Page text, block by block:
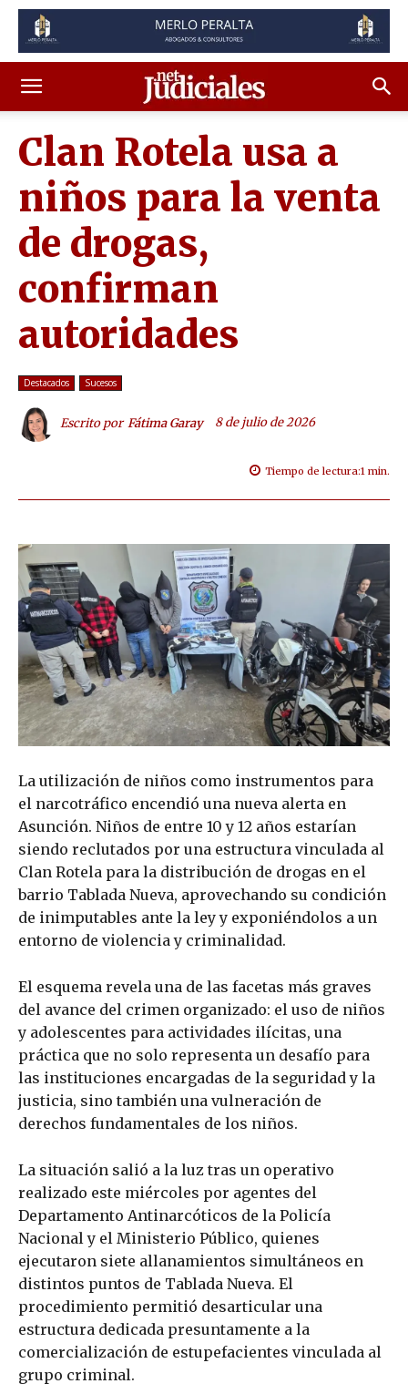
Clan Rotela usa a
niños para la venta
de drogas,
confirman
autoridades
Destacados Sucesos
Escrito por Fátima Garay 8 de julio de 2026
Tiempo de lectura:1 min.
La utilización de niños como instrumentos para
el narcotráfico encendió una nueva alerta en
Asunción. Niños de entre 10 y 12 años estarían
siendo reclutados por una estructura vinculada al
Clan Rotela para la distribución de drogas en el
barrio Tablada Nueva, aprovechando su condición
de inimputables ante la ley y exponiéndolos a un
entorno de violencia y criminalidad.
El esquema revela una de las facetas más graves
del avance del crimen organizado: el uso de niños
y adolescentes para actividades ilícitas, una
práctica que no solo representa un desafío para
las instituciones encargadas de la seguridad y la
justicia, sino también una vulneración de
derechos fundamentales de los niños.
La situación salió a la luz tras un operativo
realizado este miércoles por agentes del
Departamento Antinarcóticos de la Policía
Nacional y el Ministerio Público, quienes
ejecutaron siete allanamientos simultáneos en
distintos puntos de Tablada Nueva. El
procedimiento permitió desarticular una
estructura dedicada presuntamente a la
comercialización de estupefacientes vinculada al
grupo criminal.